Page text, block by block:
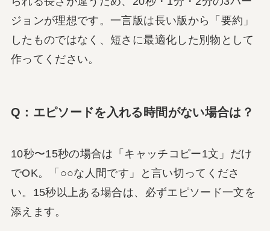
ジョンが理想です。一言版は長い版から「要約」
したものではなく、短さに最適化した別物として
作ってください。
Q：エピソードを入れる時間がない場合は？
10秒〜15秒の場合は「キャッチコピー1文」だけ
でOK。「○○な人間です」と言い切ってくださ
い。15秒以上ある場合は、必ずエピソード一文を
添えます。